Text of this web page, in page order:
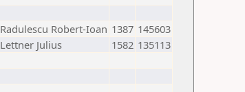
Radulescu Robert-Ioan 1387 145603
Lettner Julius 1582 135113